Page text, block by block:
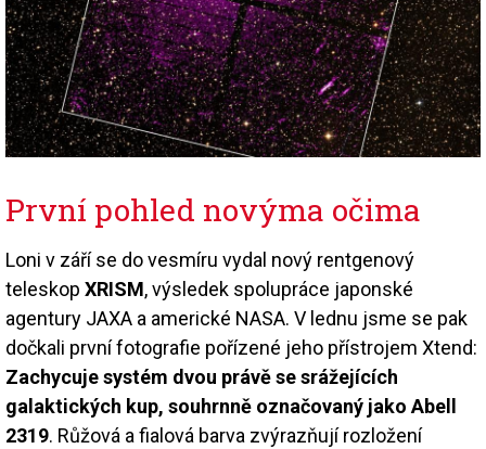
První pohled novýma očima
Loni v září se do vesmíru vydal nový rentgenový
teleskop XRISM, výsledek spolupráce japonské
agentury JAXA a americké NASA. V lednu jsme se pak
dočkali první fotografie pořízené jeho přístrojem Xtend:
Zachycuje systém dvou právě se srážejících
galaktických kup, souhrnně označovaný jako Abell
2319. Růžová a fialová barva zvýrazňují rozložení